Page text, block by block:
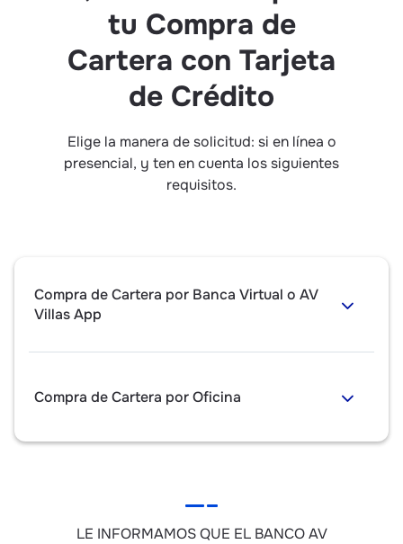
tu Compra de
Cartera con Tarjeta
de Crédito
Elige la manera de solicitud: si en línea o
presencial, y ten en cuenta los siguientes
requisitos.
Compra de Cartera por Banca Virtual o AV
Villas App
Compra de Cartera por Oficina
LE INFORMAMOS QUE EL BANCO AV